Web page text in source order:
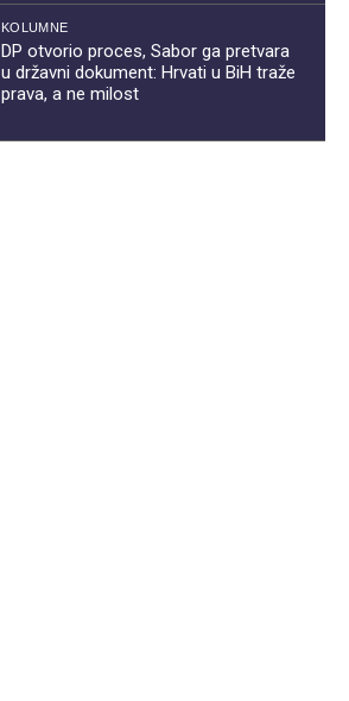
KOLUMNE
DP otvorio proces, Sabor ga pretvara
u državni dokument: Hrvati u BiH traže
prava, a ne milost